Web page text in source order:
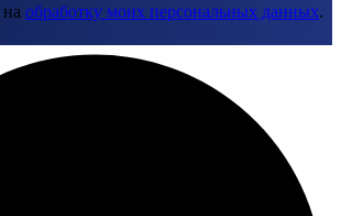
обработку моих персональных данных.